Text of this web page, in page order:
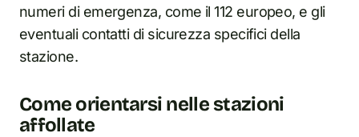
numeri di emergenza, come il 112 europeo, e gli
eventuali contatti di sicurezza specifici della
stazione.
Come orientarsi nelle stazioni
affollate